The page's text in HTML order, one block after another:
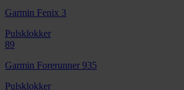
Garmin Fenix 3
Pulsklokker
89
Garmin Forerunner 935
Pulsklokker